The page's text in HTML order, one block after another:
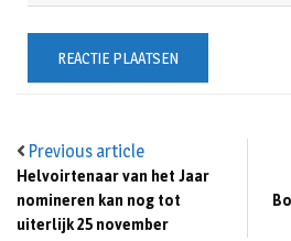
Previous article
Helvoirtenaar van het Jaar
nomineren kan nog tot
uiterlijk 25 november